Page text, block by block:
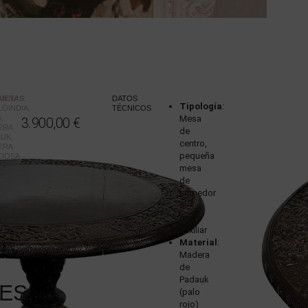
3.900,00 €
DATOS
TÉCNICOS
Tipología:
Mesa
de
centro,
pequeña
mesa
de
comedor
o
mesa
auxiliar
Material :
Madera
de
Padauk
(palo
rojo)